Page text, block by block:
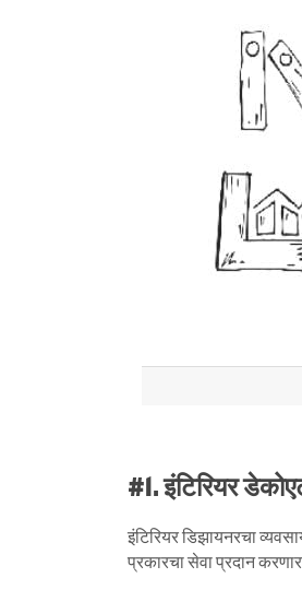
#1. इंटिरियर
इंटिरियर डिझायनरचा
प्रकारचा सेवा प्रदान